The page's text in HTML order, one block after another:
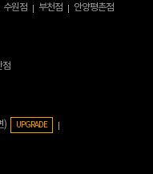
수원점 부천점 안양평촌점
점
) UPGRADE